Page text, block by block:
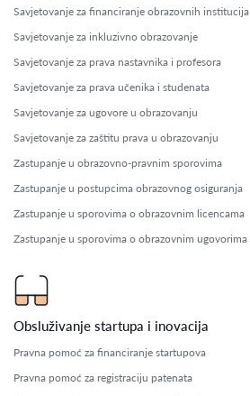
Savjetovanje za financiranje obrazovnih institucija
Savjetovanje za inkluzivno obrazovanje
Savjetovanje za prava nastavnika i profesora
Savjetovanje za prava učenika i studenata
Savjetovanje za ugovore u obrazovanju
Savjetovanje za zaštitu prava u obrazovanju
Zastupanje u obrazovno-pravnim sporovima
Zastupanje u postupcima obrazovnog osiguranja
Zastupanje u sporovima o obrazovnim licencama
Zastupanje u sporovima o obrazovnim ugovorima
Obsluživanje startupa i inovacija
Pravna pomoć za financiranje startupova
Pravna pomoć za registraciju patenata